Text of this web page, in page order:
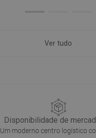
Ver tudo
Disponibilidade de
Um moderno centro logístico